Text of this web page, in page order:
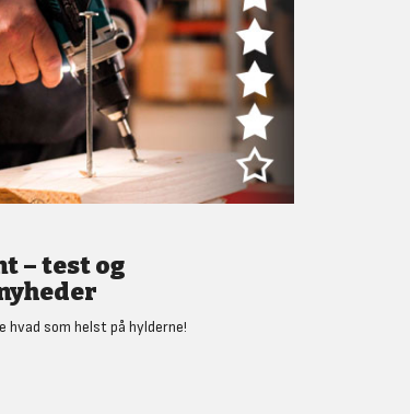
– test og
hvad som helst på hylderne!